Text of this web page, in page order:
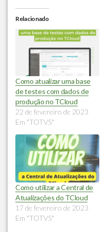
Relacionado
Como atualizar uma base
de testes com dados de
produção no TCloud
22 de fevereiro de 2023
Em "TOTVS"
Como utilizar a Central de
Atualizações do TCloud
17 de fevereiro de 2023
Em "TOTVS"